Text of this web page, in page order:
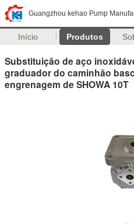
Guangzhou kehao Pump
Início Produtos
Substituição de aço
graduador do caminhão
engrenagem de SHOWA 10T